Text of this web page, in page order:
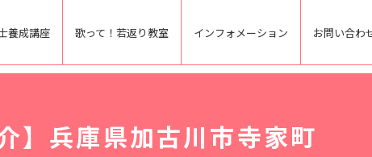
養成講座 歌って！若返り教室 インフォメーション お問い合わ
】兵庫県加古川市寺家町